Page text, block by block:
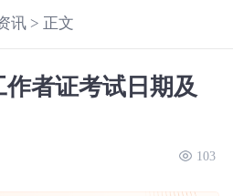
讯 > 正文
作者证考试日期及
103